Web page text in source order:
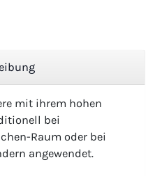
mit ihrem hohen
bei
Raum oder bei
angewendet.